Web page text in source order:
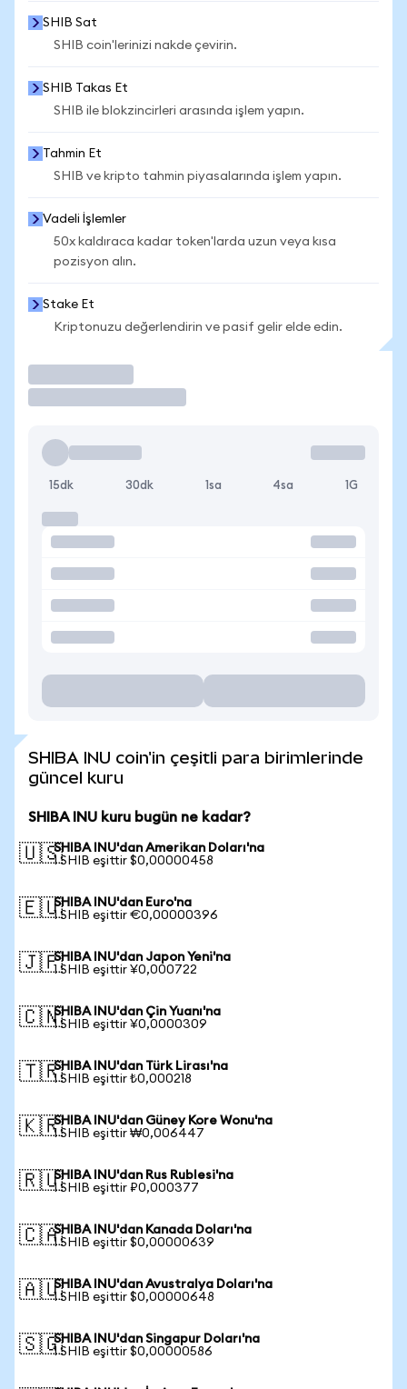
SHIB Sat
SHIB coin'lerinizi nakde çevirin.
SHIB Takas Et
SHIB ile blokzincirleri arasında işlem yapın.
Tahmin Et
SHIB ve kripto tahmin piyasalarında işlem yapın.
Vadeli İşlemler
50x kaldıraca kadar token'larda uzun veya kısa
pozisyon alın.
Stake Et
Kriptonuzu değerlendirin ve pasif gelir elde edin.
15dk 30dk 1sa 4sa 1G
SHIBA INU coin'in çeşitli para birimlerinde
güncel kuru
SHIBA INU kuru bugün ne kadar?
🇺🇸SHIBA INU'dan Amerikan Doları'na
1 SHIB eşittir $0,00000458
🇪🇺SHIBA INU'dan Euro'na
1 SHIB eşittir €0,00000396
🇯🇵SHIBA INU'dan Japon Yeni'na
1 SHIB eşittir ¥0,000722
🇨🇳SHIBA INU'dan Çin Yuanı'na
1 SHIB eşittir ¥0,0000309
🇹🇷SHIBA INU'dan Türk Lirası'na
1 SHIB eşittir ₺0,000218
🇰🇷SHIBA INU'dan Güney Kore Wonu'na
1 SHIB eşittir ₩0,006447
🇷🇺SHIBA INU'dan Rus Rublesi'na
1 SHIB eşittir ₽0,000377
🇨🇦SHIBA INU'dan Kanada Doları'na
1 SHIB eşittir $0,00000639
🇦🇺SHIBA INU'dan Avustralya Doları'na
1 SHIB eşittir $0,00000648
🇸🇬SHIBA INU'dan Singapur Doları'na
1 SHIB eşittir $0,00000586